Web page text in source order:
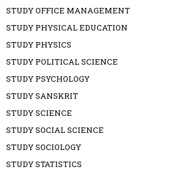
STUDY OFFICE MANAGEMENT
STUDY PHYSICAL EDUCATION
STUDY PHYSICS
STUDY POLITICAL SCIENCE
STUDY PSYCHOLOGY
STUDY SANSKRIT
STUDY SCIENCE
STUDY SOCIAL SCIENCE
STUDY SOCIOLOGY
STUDY STATISTICS